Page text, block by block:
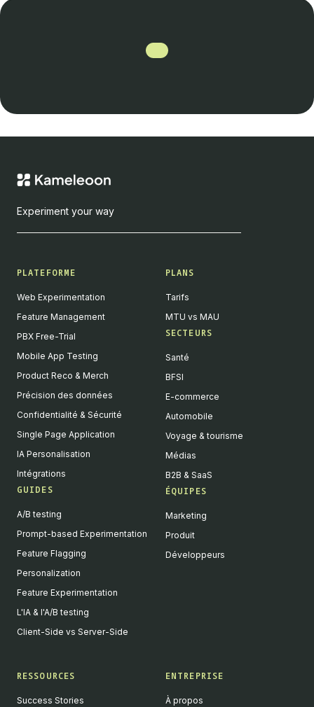
Experiment your way
PLATEFORME
Web Experimentation
Feature Management
PBX Free-Trial
Mobile App Testing
Product Reco & Merch
Précision des données
Confidentialité & Sécurité
Single Page Application
IA Personalisation
Intégrations
GUIDES
A/B testing
Prompt-based Experimentation
Feature Flagging
Personalization
Feature Experimentation
L'IA & l'A/B testing
Client-Side vs Server-Side
PLANS
Tarifs
MTU vs MAU
SECTEURS
Santé
BFSI
E-commerce
Automobile
Voyage & tourisme
Médias
B2B & SaaS
ÉQUIPES
Marketing
Produit
Développeurs
RESSOURCES
Success Stories
ENTREPRISE
À propos